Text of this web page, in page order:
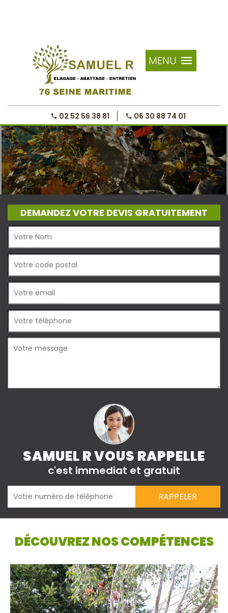
MENU
02 52 56 38 81 06 30 88 74 01
DEMANDEZ VOTRE DEVIS GRATUITEMENT
SAMUEL R VOUS RAPPELLE
c'est immediat et gratuit
DÉCOUVREZ NOS COMPÉTENCES